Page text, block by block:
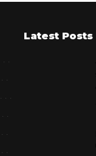
Latest Posts